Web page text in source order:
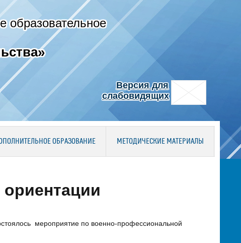
образовательное
Версия для
слабовидящих
ОБРАЗОВАНИЕ МЕТОДИЧЕСКИЕ МАТЕРИАЛЫ
мероприятие по военно-профессиональной